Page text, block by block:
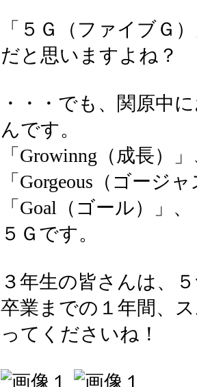
「５Ｇ（ファイブＧ
だと思いますよね？
・・・でも、関原中
んです。
「Growinng（成長）
「Gorgeous（ゴージ
「Goal（ゴール）」
５Ｇです。
３年生の皆さんは、
卒業までの１年間、
ってくださいね！